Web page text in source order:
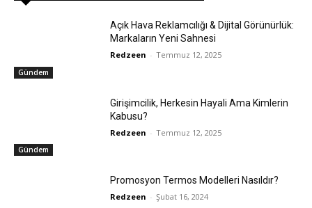
Gündem
Açık Hava Reklamcılığı & Dijital Görünürlük:
Markaların Yeni Sahnesi
Redzeen - Temmuz 12, 2025
Gündem
Girişimcilik, Herkesin Hayali Ama Kimlerin
Kabusu?
Redzeen - Temmuz 12, 2025
Promosyon Termos Modelleri Nasıldır?
Redzeen - Şubat 16, 2024